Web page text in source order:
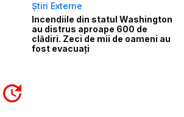
Știri Externe
Incendiile din statul Washington
au distrus aproape 600 de
clădiri. Zeci de mii de oameni au
fost evacuați